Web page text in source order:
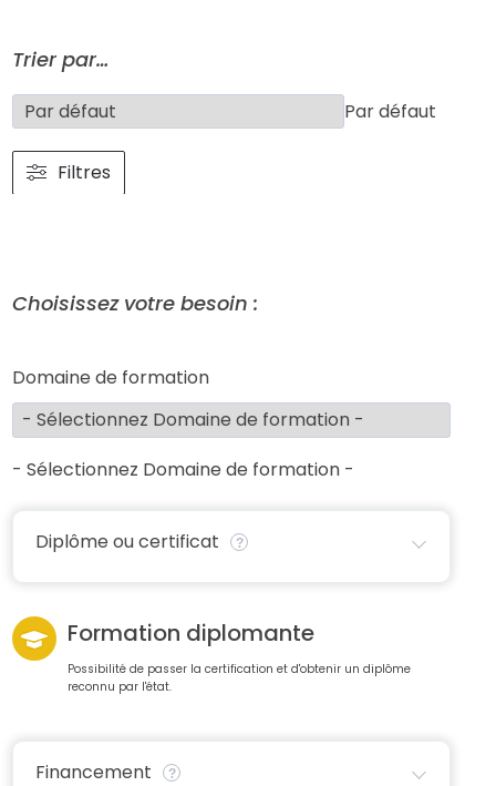
Trier par…
Par défaut
Filtres
Choisissez votre besoin :
Domaine de formation
- Sélectionnez Domaine de formation -
Diplôme ou certificat
Formation diplomante
Possibilité de passer la certification et d'obtenir un diplôme
reconnu par l'état.
Financement